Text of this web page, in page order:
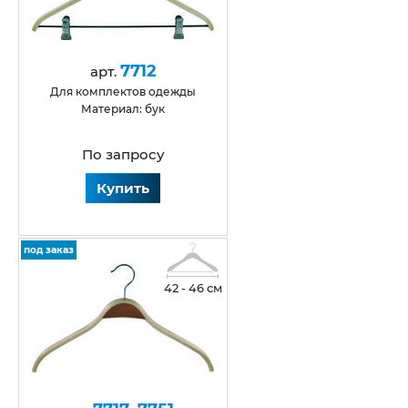
арт. 7712
Для комплектов одежды
Материал: бук
По запросу
Купить
под заказ
42 - 46 см